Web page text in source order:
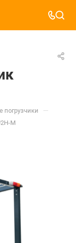
погрузчики —
M